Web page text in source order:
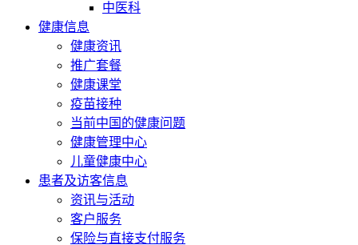
中医科
健康信息
健康资讯
推广套餐
健康课堂
疫苗接种
当前中国的健康问题
健康管理中心
儿童健康中心
患者及访客信息
资讯与活动
客户服务
保险与直接支付服务